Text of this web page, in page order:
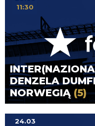
DENZELA
NORWEGIĄ (5)
11:30
24.03